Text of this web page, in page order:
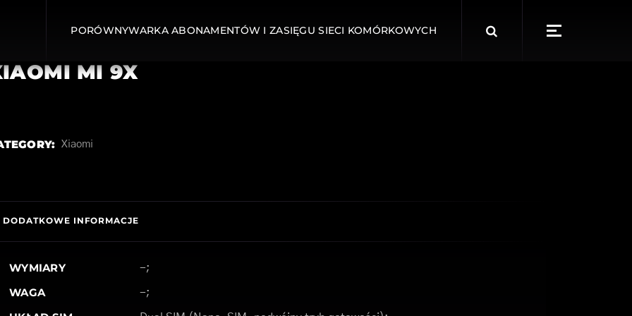
PORÓWNYWARKA ABONAMENTÓW I ZASIĘGU SIECI KOMÓRKOWYCH
for:
MI 9X
Xiaomi
DODATKOWE INFORMACJE
WYMIARY -;
WAGA -;